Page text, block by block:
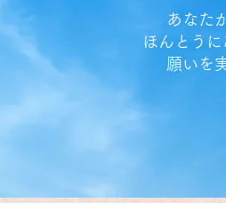
あなた
ほんとうに
願いを